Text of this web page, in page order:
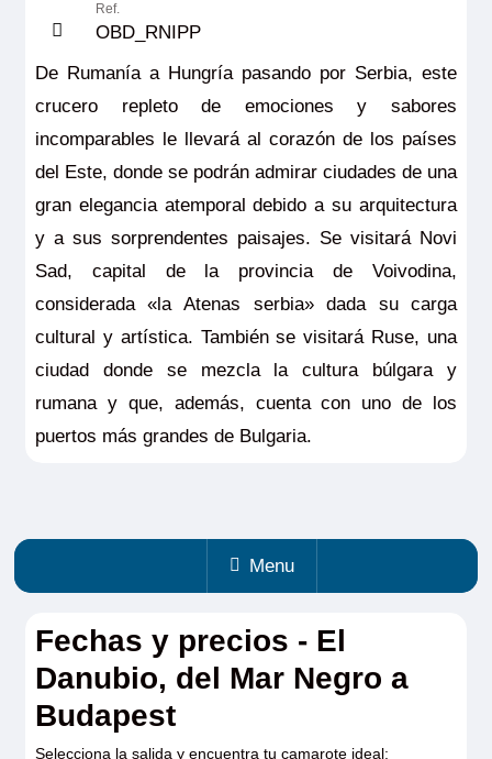
Ref.
OBD_RNIPP
De Rumanía a Hungría pasando por Serbia, este
crucero repleto de emociones y sabores
incomparables le llevará al corazón de los países
del Este, donde se podrán admirar ciudades de una
gran elegancia atemporal debido a su arquitectura
y a sus sorprendentes paisajes. Se visitará Novi
Sad, capital de la provincia de Voivodina,
considerada «la Atenas serbia» dada su carga
cultural y artística. También se visitará Ruse, una
ciudad donde se mezcla la cultura búlgara y
rumana y que, además, cuenta con uno de los
puertos más grandes de Bulgaria.
Menu
Fechas y precios - El
Danubio, del Mar Negro a
Budapest
Selecciona la salida y encuentra tu camarote ideal: